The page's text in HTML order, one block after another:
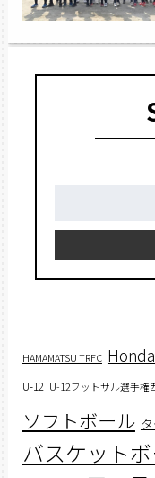
HAMAMATSU TRFC
U-12 U-12フットサル選手権
ソフトボール
バスケット